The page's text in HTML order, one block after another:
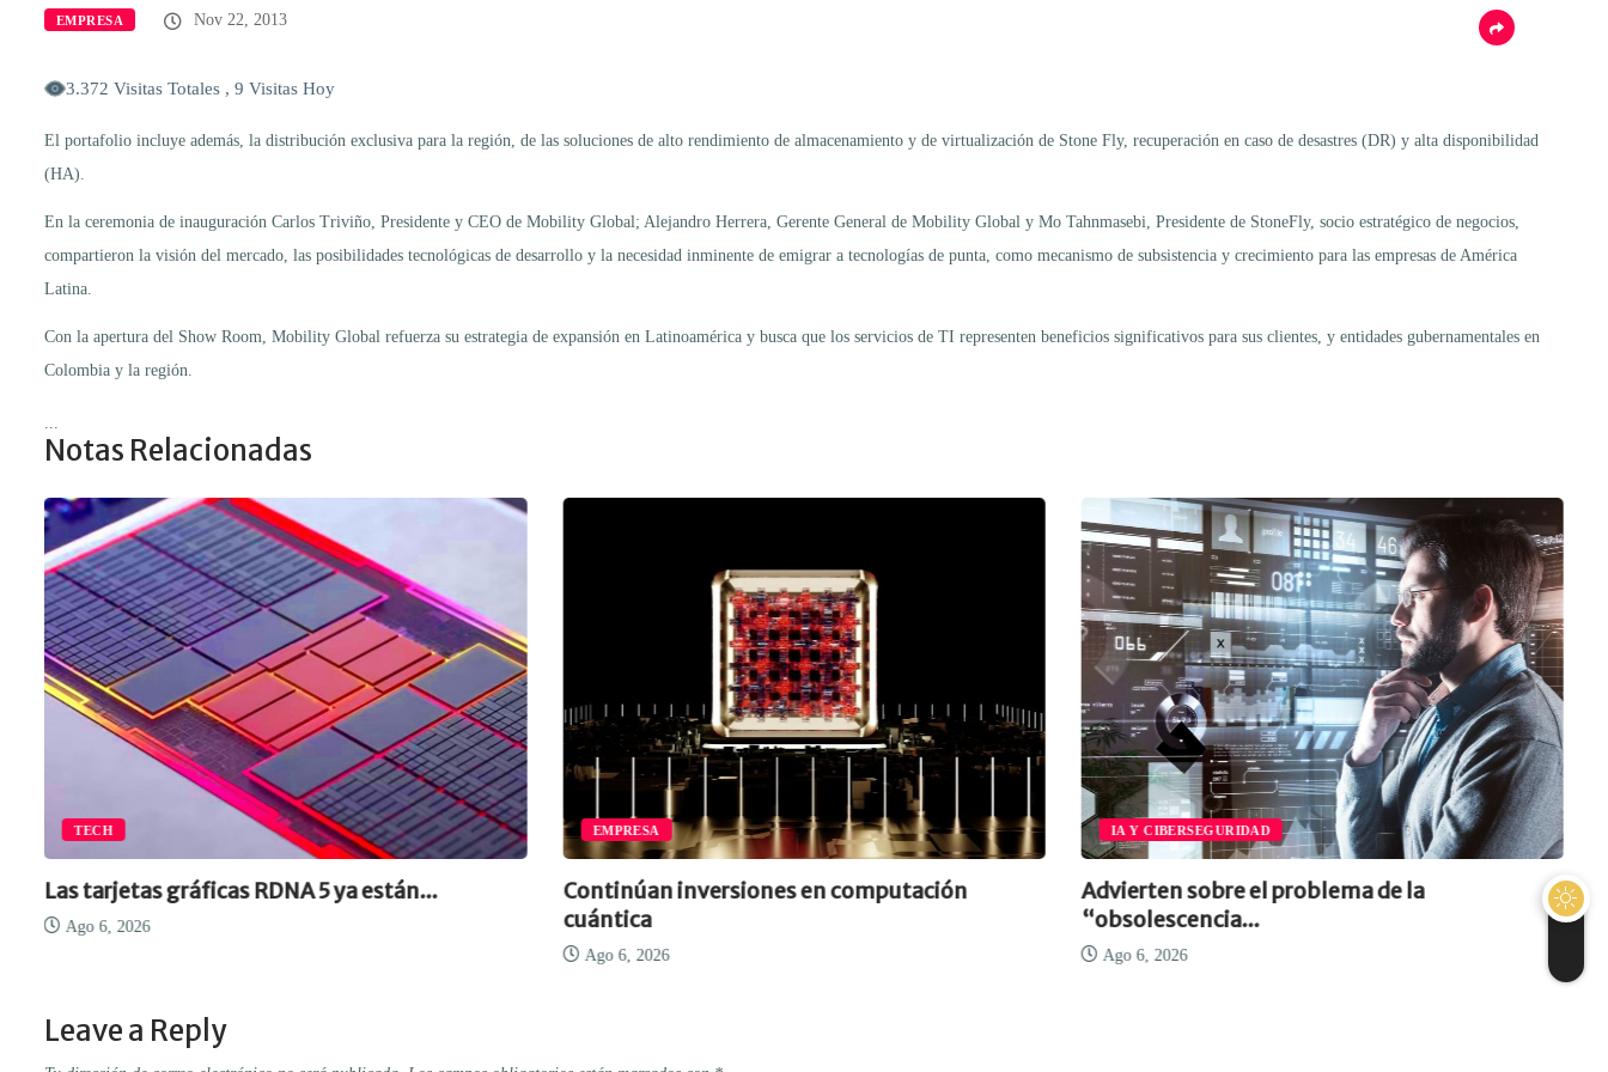
EMPRESA Nov 22, 2013
3.372 Visitas Totales , 9 Visitas Hoy
El portafolio incluye además, la distribución exclusiva para la región, de las soluciones de alto rendimiento de almacenamiento y de virtualización de Stone Fly, recuperación en caso de desastres (DR) y alta disponibilidad
(HA).
En la ceremonia de inauguración Carlos Triviño, Presidente y CEO de Mobility Global; Alejandro Herrera, Gerente General de Mobility Global y Mo Tahnmasebi, Presidente de StoneFly, socio estratégico de negocios,
compartieron la visión del mercado, las posibilidades tecnológicas de desarrollo y la necesidad inminente de emigrar a tecnologías de punta, como mecanismo de subsistencia y crecimiento para las empresas de América
Latina.
Con la apertura del Show Room, Mobility Global refuerza su estrategia de expansión en Latinoamérica y busca que los servicios de TI representen beneficios significativos para sus clientes, y entidades gubernamentales en
Colombia y la región.
Notas Relacionadas
TECH
Las tarjetas gráficas RDNA 5 ya están...
Ago 6, 2026
EMPRESA
Continúan inversiones en computación
cuántica
Ago 6, 2026
IA Y CIBERSEGURIDAD
Advierten sobre el problema de la
“obsolescencia...
Ago 6, 2026
Leave a Reply